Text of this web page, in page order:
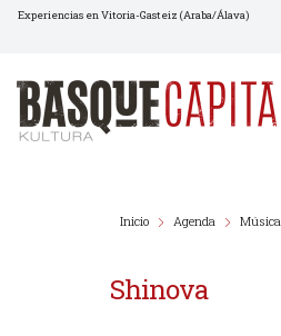
al
contenido
Experiencias en Vitoria-Gasteiz (Araba/Álava)
Inicio Agenda Música
Shinova